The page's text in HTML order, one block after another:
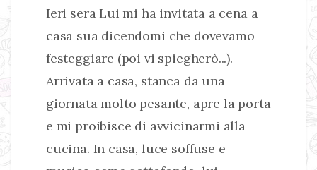
Ieri sera Lui mi ha invitata a cena a
casa sua dicendomi che dovevamo
festeggiare (poi vi spiegherò...).
Arrivata a casa, stanca da una
giornata molto pesante, apre la porta
e mi proibisce di avvicinarmi alla
cucina. In casa, luce soffuse e